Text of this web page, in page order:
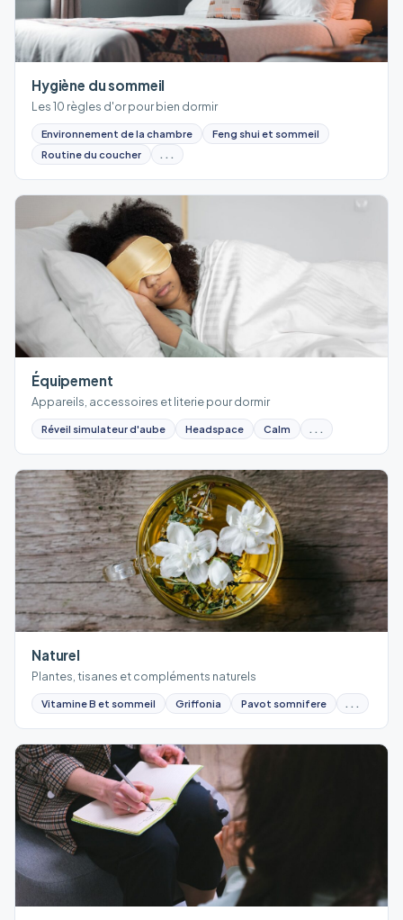
Hygiène du sommeil
Les 10 règles d'or pour bien dormir
Environnement de la chambre
Feng shui et sommeil
Routine du coucher
...
Équipement
Appareils, accessoires et literie pour dormir
Réveil simulateur d'aube Headspace Calm ...
Naturel
Plantes, tisanes et compléments naturels
Vitamine B et sommeil Griffonia Pavot somnifere ...